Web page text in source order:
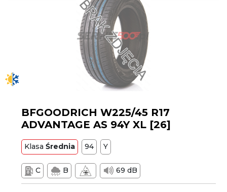
BFGOODRICH W225/45 R17
ADVANTAGE AS 94Y XL [26]
KlasaŚrednia 94 Y
C B 69 dB